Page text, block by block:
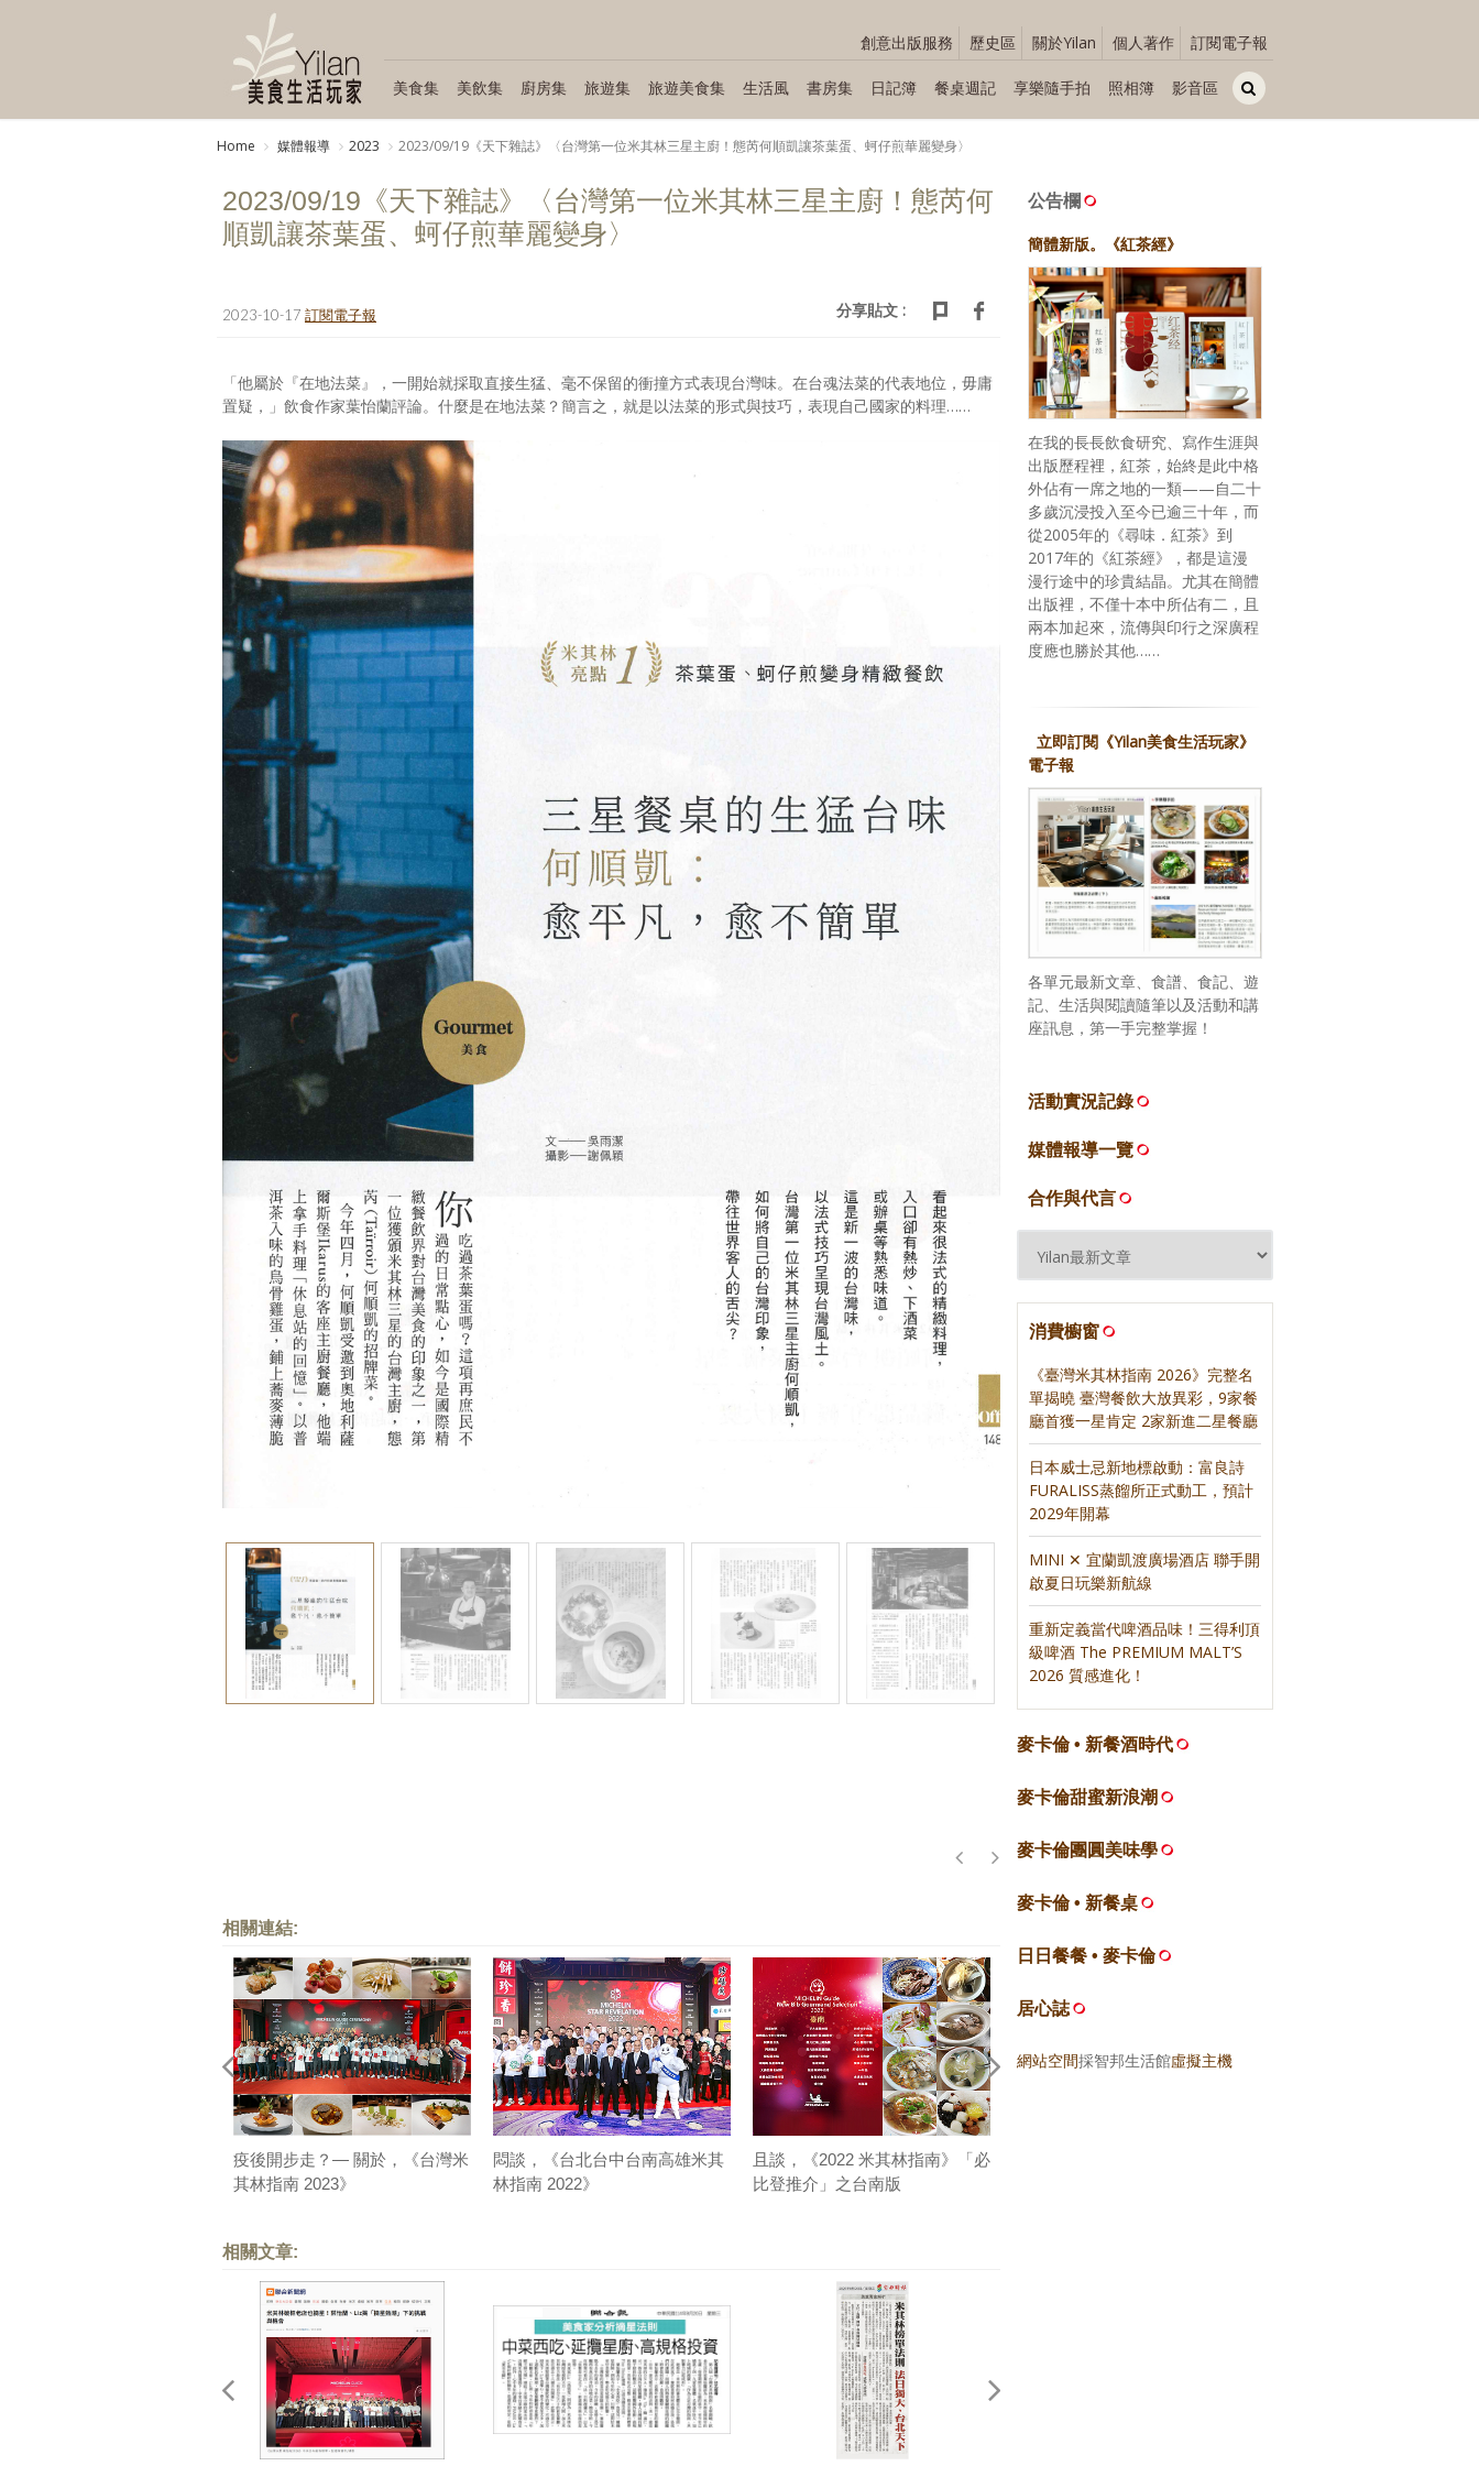
創意出版服務 歷史區 關於Yilan 個人著作 訂閱電子報
美食集 美飲集 廚房集 旅遊集 旅遊美食集 生活風 書房集 日記簿 餐桌週記 享樂隨手拍 照相簿 影音區
Home 媒體報導 2023 2023/09/19《天下雜誌》〈台灣第一位米其林三星主廚！態芮何順凱讓茶葉蛋、蚵仔煎華麗變身〉
2023/09/19《天下雜誌》〈台灣第一位米其林三星主廚！態芮何
順凱讓茶葉蛋、蚵仔煎華麗變身〉
2023-10-17 訂閱電子報 分享貼文 :
「他屬於『在地法菜』，一開始就採取直接生猛、毫不保留的衝撞方式表現台灣味。在台魂法菜的代表地位，毋庸
置疑，」飲食作家葉怡蘭評論。什麼是在地法菜？簡言之，就是以法菜的形式與技巧，表現自己國家的料理……
相關連結:
疫後開步走？— 關於，《台灣米
其林指南 2023》
悶談，《台北台中台南高雄米其
林指南 2022》
且談，《2022 米其林指南》「必
比登推介」之台南版
相關文章:
公告欄
簡體新版。《紅茶經》
在我的長長飲食研究、寫作生涯與
出版歷程裡，紅茶，始終是此中格
外佔有一席之地的一類——自二十
多歲沉浸投入至今已逾三十年，而
從2005年的《尋味．紅茶》到
2017年的《紅茶經》，都是這漫
漫行途中的珍貴結晶。尤其在簡體
出版裡，不僅十本中所佔有二，且
兩本加起來，流傳與印行之深廣程
度應也勝於其他……
立即訂閱《Yilan美食生活玩家》
電子報
各單元最新文章、食譜、食記、遊
記、生活與閱讀隨筆以及活動和講
座訊息，第一手完整掌握！
活動實況記錄
媒體報導一覽
合作與代言
消費櫥窗
《臺灣米其林指南 2026》完整名
單揭曉 臺灣餐飲大放異彩，9家餐
廳首獲一星肯定 2家新進二星餐廳
日本威士忌新地標啟動：富良詩
FURALISS蒸餾所正式動工，預計
2029年開幕
MINI ✕ 宜蘭凱渡廣場酒店 聯手開
啟夏日玩樂新航線
重新定義當代啤酒品味！三得利頂
級啤酒 The PREMIUM MALT’S
2026 質感進化！
麥卡倫 • 新餐酒時代
麥卡倫甜蜜新浪潮
麥卡倫團圓美味學
麥卡倫 • 新餐桌
日日餐餐 • 麥卡倫
居心誌
網站空間採智邦生活館虛擬主機